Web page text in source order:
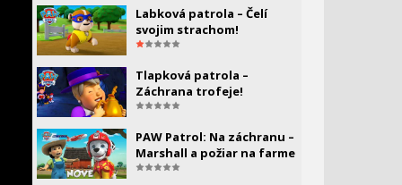
Labková patrola – Čelí
svojim strachom!
Tlapková patrola –
Záchrana trofeje!
PAW Patrol: Na záchranu –
Marshall a požiar na farme